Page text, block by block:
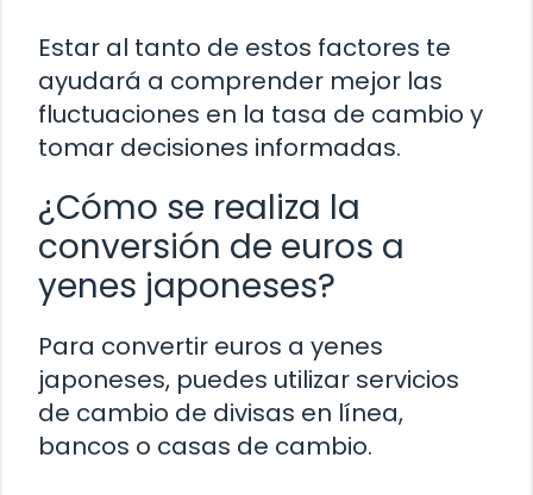
Estar al tanto de estos factores te
ayudará a comprender mejor las
fluctuaciones en la tasa de cambio y
tomar decisiones informadas.
¿Cómo se realiza la
conversión de euros a
yenes japoneses?
Para convertir euros a yenes
japoneses, puedes utilizar servicios
de cambio de divisas en línea,
bancos o casas de cambio.